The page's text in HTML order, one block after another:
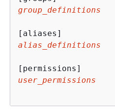
group_definitions
alias_definitions
user_permissions